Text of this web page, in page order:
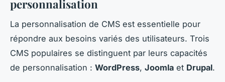
personnalisation
La personnalisation de CMS est essentielle pour
répondre aux besoins variés des utilisateurs. Trois
CMS populaires se distinguent par leurs capacités
de personnalisation : WordPress, Joomla et Drupal.